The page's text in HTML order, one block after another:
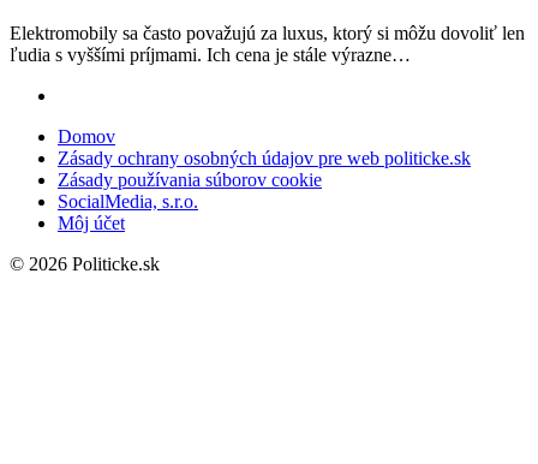
Elektromobily sa často považujú za luxus, ktorý si môžu dovoliť len
ľudia s vyššími príjmami. Ich cena je stále výrazne…
Domov
Zásady ochrany osobných údajov pre web politicke.sk
Zásady používania súborov cookie
SocialMedia, s.r.o.
Môj účet
© 2026 Politicke.sk